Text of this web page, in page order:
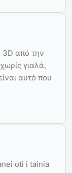
3D από την
γιαλά,
αυτό που
oti i tainia